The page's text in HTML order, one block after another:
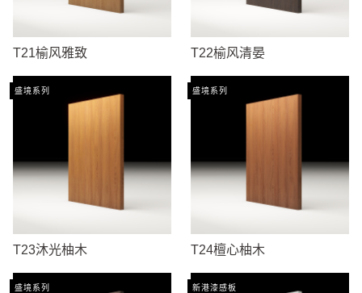
T21榆风雅致 T22榆风清晏
盛境系列
T23沐光柚木
盛境系列
T24檀心柚木
盛境系列 新港漆感板